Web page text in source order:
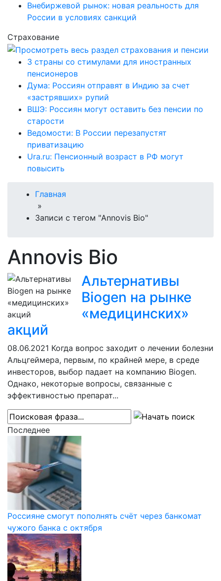
Внебиржевой рынок: новая реальность для
России в условиях санкций
Страхование
3 страны со стимулами для иностранных
пенсионеров
Дума: Россиян отправят в Индию за счет
«застрявших» рупий
ВШЭ: Россиян могут оставить без пенсии по
старости
Ведомости: В России перезапустят
приватизацию
Ura.ru: Пенсионный возраст в РФ могут
повысить
Главная
»
Записи с тегом "Annovis Bio"
Annovis Bio
Альтернативы
Biogen на рынке
«медицинских»
акций
08.06.2021 Когда вопрос заходит о лечении болезни
Альцгеймера, первым, по крайней мере, в среде
инвесторов, выбор падает на компанию Biogen.
Однако, некоторые вопросы, связанные с
эффективностью препарат...
Последнее
Россияне смогут пополнять счёт через банкомат
чужого банка с октября